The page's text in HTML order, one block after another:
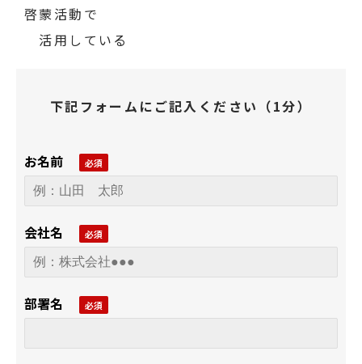
啓蒙活動で
活用している
下記フォームにご記入ください（1分）
お名前
会社名
部署名